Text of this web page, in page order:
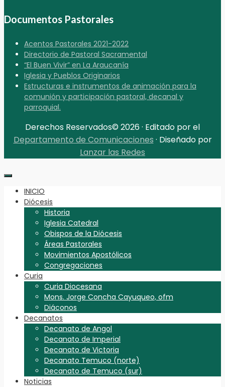
Documentos Pastorales
Acentos Pastorales 2021-2022
Directorio de Pastoral Sacramental
“El Buen Vivir” en La Araucanía
Iglesia y Pueblos Originarios
Estructuras e instrumentos de animación para la
comunión y participación pastoral, decanal y
parroquial.
Derechos Reservados© 2026 · Editado por el
Departamento de Comunicaciones · Diseñado por
Lanzar las Redes
INICIO
Diócesis
Historia
Iglesia Catedral
Obispos de la Diócesis
Áreas Pastorales
Movimientos Apostólicos
Congregaciones
Curia
Curia Diocesana
Mons. Jorge Concha Cayuqueo, ofm
Diáconos
Decanatos
Decanato de Angol
Decanato de Imperial
Decanato de Victoria
Decanato Temuco (norte)
Decanato de Temuco (sur)
Noticias